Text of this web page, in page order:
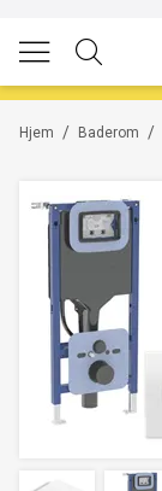
/
Hjem /
Baderom